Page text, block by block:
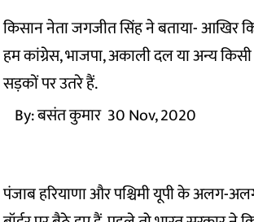
किसान नेता जगजीत सिंह ने बताया- आखिर
हम कांग्रेस, भाजपा, अकाली दल या अन्य
सड़कों पर उतरे हैं.
By:बसंत कुमार 30 Nov, 2020
पंजाब हरियाणा और पश्चिमी यूपी के अलग-